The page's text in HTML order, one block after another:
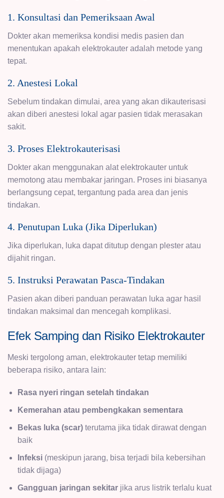
1. Konsultasi dan Pemeriksaan Awal
Dokter akan memeriksa kondisi medis pasien dan
menentukan apakah elektrokauter adalah metode yang
tepat.
2. Anestesi Lokal
Sebelum tindakan dimulai, area yang akan dikauterisasi
akan diberi anestesi lokal agar pasien tidak merasakan
sakit.
3. Proses Elektrokauterisasi
Dokter akan menggunakan alat elektrokauter untuk
memotong atau membakar jaringan. Proses ini biasanya
berlangsung cepat, tergantung pada area dan jenis
tindakan.
4. Penutupan Luka (Jika Diperlukan)
Jika diperlukan, luka dapat ditutup dengan plester atau
dijahit ringan.
5. Instruksi Perawatan Pasca-Tindakan
Pasien akan diberi panduan perawatan luka agar hasil
tindakan maksimal dan mencegah komplikasi.
Efek Samping dan Risiko Elektrokauter
Meski tergolong aman, elektrokauter tetap memiliki
beberapa risiko, antara lain:
Rasa nyeri ringan setelah tindakan
Kemerahan atau pembengkakan sementara
Bekas luka (scar) terutama jika tidak dirawat dengan
baik
Infeksi (meskipun jarang, bisa terjadi bila kebersihan
tidak dijaga)
Gangguan jaringan sekitar jika arus listrik terlalu kuat